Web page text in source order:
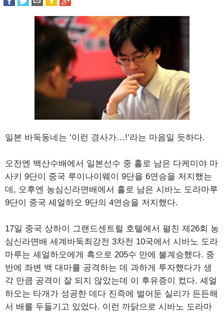
일본 바둑동네는 ‘이런 경사가…!’라는 마음일 듯하다.
오전엔 백산수배에서 일본선수 중 홀로 남은 다케미야 마
사키 9단이 중국 루이나이웨이 9단을 6연승을 저지했는
데, 오후엔 농심신라면배에서 홀로 남은 시바노 도라마루
9단이 중국 셰얼하오 9단의 4연승을 저지했다.
17일 중국 상하이 그랜드센트럴 호텔에서 펼친 제26회 농
심신라면배 세계바둑최강전 3차전 10국에서 시바노 도라
마루는 셰얼하오에게 흑으로 205수 만에 불계승했다. 중
반에 좌변 백 대마를 공격하는 데 과하게 투자했다가 생
각 만큼 공격이 잘 되지 않았는데 이 후유증이 컸다. 셰얼
하오는 타개가 성공한 데다 진즉에 벌어둔 실리가 든든해
서 배를 두들기고 있었다. 이런 까닭으로 시바노 도라마